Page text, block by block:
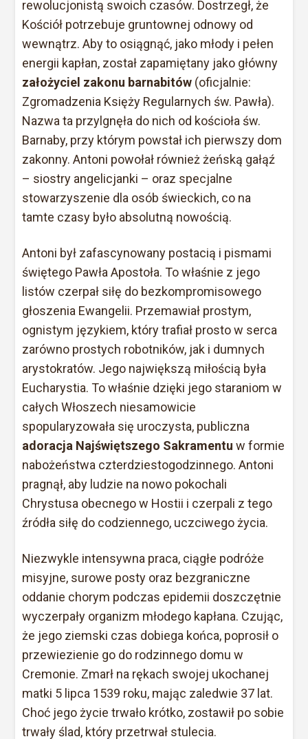
rewolucjonistą swoich czasów. Dostrzegł, że
Kościół potrzebuje gruntownej odnowy od
wewnątrz. Aby to osiągnąć, jako młody i pełen
energii kapłan, został zapamiętany jako główny
założyciel zakonu barnabitów (oficjalnie:
Zgromadzenia Księży Regularnych św. Pawła).
Nazwa ta przylgnęła do nich od kościoła św.
Barnaby, przy którym powstał ich pierwszy dom
zakonny. Antoni powołał również żeńską gałąź
– siostry angelicjanki – oraz specjalne
stowarzyszenie dla osób świeckich, co na
tamte czasy było absolutną nowością.
Antoni był zafascynowany postacią i pismami
świętego Pawła Apostoła. To właśnie z jego
listów czerpał siłę do bezkompromisowego
głoszenia Ewangelii. Przemawiał prostym,
ognistym językiem, który trafiał prosto w serca
zarówno prostych robotników, jak i dumnych
arystokratów. Jego największą miłością była
Eucharystia. To właśnie dzięki jego staraniom w
całych Włoszech niesamowicie
spopularyzowała się uroczysta, publiczna
adoracja Najświętszego Sakramentu w formie
nabożeństwa czterdziestogodzinnego. Antoni
pragnął, aby ludzie na nowo pokochali
Chrystusa obecnego w Hostii i czerpali z tego
źródła siłę do codziennego, uczciwego życia.
Niezwykle intensywna praca, ciągłe podróże
misyjne, surowe posty oraz bezgraniczne
oddanie chorym podczas epidemii doszczętnie
wyczerpały organizm młodego kapłana. Czując,
że jego ziemski czas dobiega końca, poprosił o
przewiezienie go do rodzinnego domu w
Cremonie. Zmarł na rękach swojej ukochanej
matki 5 lipca 1539 roku, mając zaledwie 37 lat.
Choć jego życie trwało krótko, zostawił po sobie
trwały ślad, który przetrwał stulecia.